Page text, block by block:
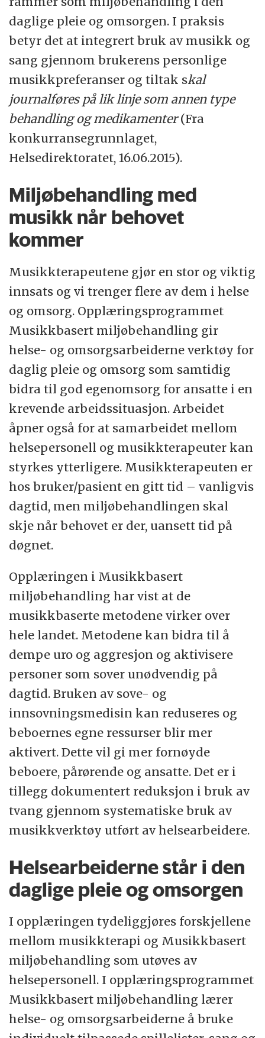
daglige pleie og omsorgen. I praksis
betyr det at integrert bruk av musikk og
sang gjennom brukerens personlige
musikkpreferanser og tiltak skal
journalføres på lik linje som annen type
behandling og medikamenter(Fra
konkurransegrunnlaget,
Helsedirektoratet, 16.06.2015).
Miljøbehandling med
musikk når behovet
kommer
Musikkterapeutene gjør en stor og viktig
innsats og vi trenger flere av dem i helse
og omsorg. Opplæringsprogrammet
Musikkbasert miljøbehandling gir
helse- og omsorgsarbeiderne verktøy for
daglig pleie og omsorg som samtidig
bidra til god egenomsorg for ansatte i en
krevende arbeidssituasjon. Arbeidet
åpner også for at samarbeidet mellom
helsepersonell og musikkterapeuter kan
styrkes ytterligere. Musikkterapeuten er
hos bruker/pasient en gitt tid – vanligvis
dagtid, men miljøbehandlingen skal
skje når behovet er der, uansett tid på
døgnet.
Opplæringen i Musikkbasert
miljøbehandling har vist at de
musikkbaserte metodene virker over
hele landet. Metodene kan bidra til å
dempe uro og aggresjon og aktivisere
personer som sover unødvendig på
dagtid. Bruken av sove- og
innsovningsmedisin kan reduseres og
beboernes egne ressurser blir mer
aktivert. Dette vil gi mer fornøyde
beboere, pårørende og ansatte. Det er i
tillegg dokumentert reduksjon i bruk av
tvang gjennom systematiske bruk av
musikkverktøy utført av helsearbeidere.
Helsearbeiderne står i den
daglige pleie og omsorgen
I opplæringen tydeliggjøres forskjellene
mellom musikkterapi og Musikkbasert
miljøbehandling som utøves av
helsepersonell. I opplæringsprogrammet
Musikkbasert miljøbehandling lærer
helse- og omsorgsarbeiderne å bruke